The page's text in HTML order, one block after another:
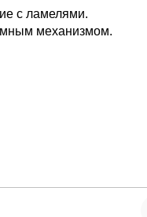
с ламелями.
механизмом.